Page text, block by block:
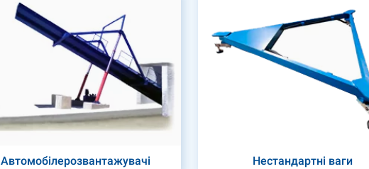
Автомобілерозвантажувачі Нестандартні ваги